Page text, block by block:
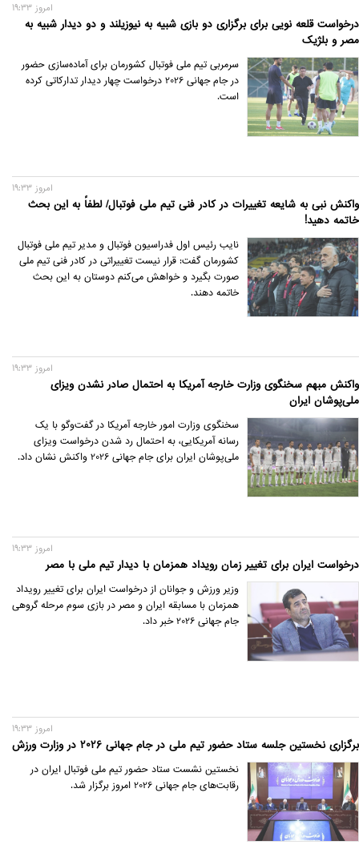
درخواست قلعه نویی برای برگزاری دو بازی شبیه به نیوزیلند و دو دیدار شبیه به
مصر و بلژیک
امروز 19:33
سرمربی تیم ملی فوتبال کشورمان برای آماده‌سازی حضور
در جام جهانی 2026 درخواست چهار دیدار تدارکاتی کرده
است.
واکنش نبی به شایعه تغییرات در کادر فنی تیم ملی فوتبال/ لطفاً به این بحث
خاتمه دهید!
امروز 19:33
نایب رئیس اول فدراسیون فوتبال و مدیر تیم ملی فوتبال
کشورمان گفت: قرار نیست تغییراتی در کادر فنی تیم ملی
صورت بگیرد و خواهش می‌کنم دوستان به این بحث
خاتمه دهند.
واکنش مبهم سخنگوی وزارت خارجه آمریکا به احتمال صادر نشدن ویزای
ملی‌پوشان ایران
امروز 19:33
سخنگوی وزارت امور خارجه آمریکا در گفت‌وگو با یک
رسانه آمریکایی، به احتمال رد شدن درخواست ویزای
ملی‌پوشان ایران برای جام جهانی 2026 واکنش نشان داد.
درخواست ایران برای تغییر زمان رویداد همزمان با دیدار تیم ملی با مصر
امروز 19:33
وزیر ورزش و جوانان از درخواست ایران برای تغییر رویداد
همزمان با مسابقه ایران و مصر در بازی سوم مرحله گروهی
جام جهانی 2026 خبر داد.
برگزاری نخستین جلسه ستاد حضور تیم ملی در جام جهانی 2026 در وزارت ورزش
امروز 19:33
نخستین نشست ستاد حضور تیم ملی فوتبال ایران در
رقابت‌های جام جهانی 2026 امروز برگزار شد.